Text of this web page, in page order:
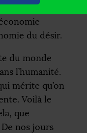
des pistes
du désir.
du monde
l’humanité.
mérite qu’on
Voilà le
que
nos jours